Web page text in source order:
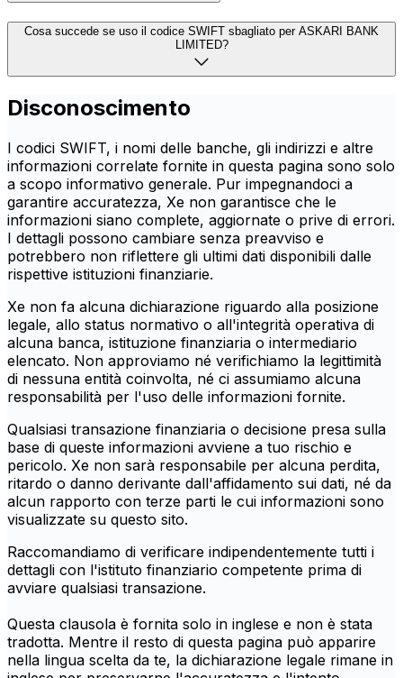
Cosa succede se uso il codice SWIFT sbagliato per ASKARI BANK
LIMITED?
Disconoscimento
I codici SWIFT, i nomi delle banche, gli indirizzi e altre
informazioni correlate fornite in questa pagina sono solo
a scopo informativo generale. Pur impegnandoci a
garantire accuratezza, Xe non garantisce che le
informazioni siano complete, aggiornate o prive di errori.
I dettagli possono cambiare senza preavviso e
potrebbero non riflettere gli ultimi dati disponibili dalle
rispettive istituzioni finanziarie.
Xe non fa alcuna dichiarazione riguardo alla posizione
legale, allo status normativo o all'integrità operativa di
alcuna banca, istituzione finanziaria o intermediario
elencato. Non approviamo né verifichiamo la legittimità
di nessuna entità coinvolta, né ci assumiamo alcuna
responsabilità per l'uso delle informazioni fornite.
Qualsiasi transazione finanziaria o decisione presa sulla
base di queste informazioni avviene a tuo rischio e
pericolo. Xe non sarà responsabile per alcuna perdita,
ritardo o danno derivante dall'affidamento sui dati, né da
alcun rapporto con terze parti le cui informazioni sono
visualizzate su questo sito.
Raccomandiamo di verificare indipendentemente tutti i
dettagli con l'istituto finanziario competente prima di
avviare qualsiasi transazione.
Questa clausola è fornita solo in inglese e non è stata
tradotta. Mentre il resto di questa pagina può apparire
nella lingua scelta da te, la dichiarazione legale rimane in